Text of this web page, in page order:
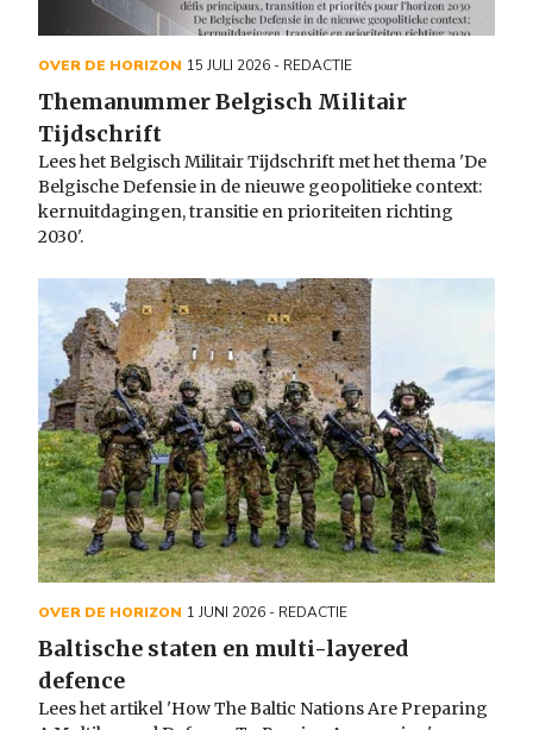
OVER DE HORIZON 15 JULI 2026- REDACTIE
Themanummer Belgisch Militair
Tijdschrift
Lees het Belgisch Militair Tijdschrift met het thema 'De
Belgische Defensie in de nieuwe geopolitieke context:
kernuitdagingen, transitie en prioriteiten richting
2030'.
OVER DE HORIZON 1 JUNI 2026- REDACTIE
Baltische staten en multi-layered
defence
Lees het artikel 'How The Baltic Nations Are Preparing